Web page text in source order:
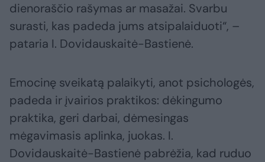
dienoraščio rašymas ar masažai. Svarbu
surasti, kas padeda jums atsipalaiduoti“, –
pataria I. Dovidauskaitė-Bastienė.
Emocinę sveikatą palaikyti, anot psichologės,
padeda ir įvairios praktikos: dėkingumo
praktika, geri darbai, dėmesingas
mėgavimasis aplinka, juokas. I.
Dovidauskaitė-Bastienė pabrėžia, kad ruduo